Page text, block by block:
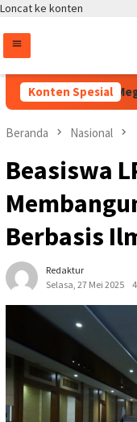
Loncat ke konten
Konten Spesial
Atas Arahan
Beranda Nasional
Beasiswa
Berbasis
Redaktur
Selasa, 27 Mei 2025